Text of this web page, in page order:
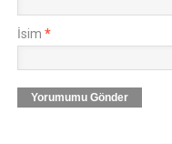
İsim *
Yorumumu Gönder